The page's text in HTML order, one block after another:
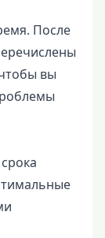
После
вы